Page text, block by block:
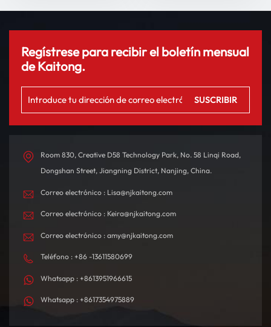
Regístrese para recibir el boletín mensual
de Kaitong.
Room 830, Creative D58 Technology Park, No. 58 Linqi Road,
Dongshan Street, Jiangning District, Nanjing, China.
Correo electrónico : Lisa@njkaitong.com
Correo electrónico : Keira@njkaitong.com
Correo electrónico : amy@njkaitong.com
Teléfono : +86 -13611580699
Whatsapp : +8613951966615
Whatsapp : +8617354975889